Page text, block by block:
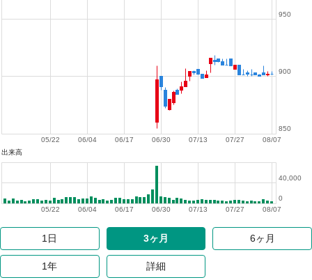
08/07
07/27
07/13
06/30
06/17
06/04
05/22
850
900
950
出来高
08/07
07/27
07/13
06/30
06/17
06/04
05/22
0
40,000
1日 3ヶ月 6ヶ月
1年 詳細